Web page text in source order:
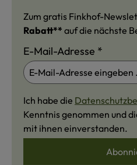
Zum gratis Finkhof-
Rabatt** auf die nächste
E-Mail-Adresse *
Ich habe die
Kenntnis genommen und
mit ihnen einverstanden.